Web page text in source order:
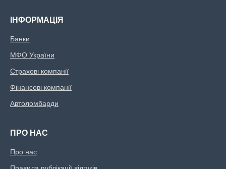
ІНФОРМАЦІЯ
Банки
МФО України
Страхові компанії
Фінансові компанії
Автоломбарди
ПРО НАС
Про нас